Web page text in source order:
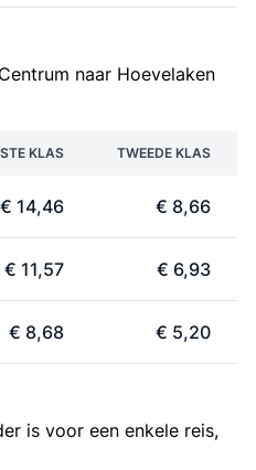
naar Hoevelaken
KLAS TWEEDE KLAS
€ 14,46 € 8,66
€ 11,57 € 6,93
€ 8,68 € 5,20
is voor een enkele reis,